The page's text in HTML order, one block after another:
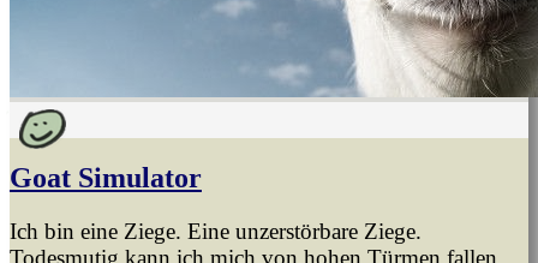
Goat Simulator
Ich bin eine Ziege. Eine unzerstörbare Ziege.
Todesmutig kann ich mich von hohen Türmen fallen